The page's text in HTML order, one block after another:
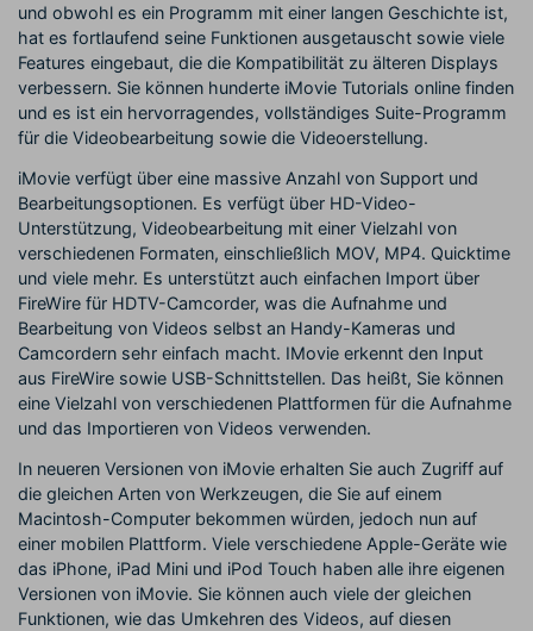
und obwohl es ein Programm mit einer langen Geschichte ist,
hat es fortlaufend seine Funktionen ausgetauscht sowie viele
Features eingebaut, die die Kompatibilität zu älteren Displays
verbessern. Sie können hunderte iMovie Tutorials online finden
und es ist ein hervorragendes, vollständiges Suite-Programm
für die Videobearbeitung sowie die Videoerstellung.
iMovie verfügt über eine massive Anzahl von Support und
Bearbeitungsoptionen. Es verfügt über HD-Video-
Unterstützung, Videobearbeitung mit einer Vielzahl von
verschiedenen Formaten, einschließlich MOV, MP4. Quicktime
und viele mehr. Es unterstützt auch einfachen Import über
FireWire für HDTV-Camcorder, was die Aufnahme und
Bearbeitung von Videos selbst an Handy-Kameras und
Camcordern sehr einfach macht. IMovie erkennt den Input
aus FireWire sowie USB-Schnittstellen. Das heißt, Sie können
eine Vielzahl von verschiedenen Plattformen für die Aufnahme
und das Importieren von Videos verwenden.
In neueren Versionen von iMovie erhalten Sie auch Zugriff auf
die gleichen Arten von Werkzeugen, die Sie auf einem
Macintosh-Computer bekommen würden, jedoch nun auf
einer mobilen Plattform. Viele verschiedene Apple-Geräte wie
das iPhone, iPad Mini und iPod Touch haben alle ihre eigenen
Versionen von iMovie. Sie können auch viele der gleichen
Funktionen, wie das Umkehren des Videos, auf diesen